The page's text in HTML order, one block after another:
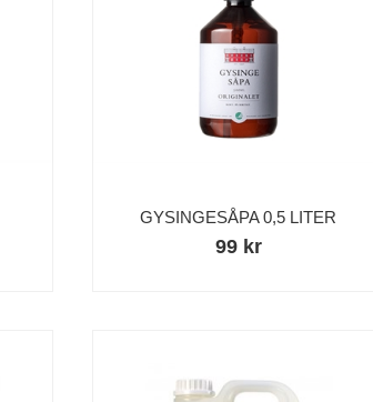
GYSINGESÅPA 0,5 LITER
99 kr